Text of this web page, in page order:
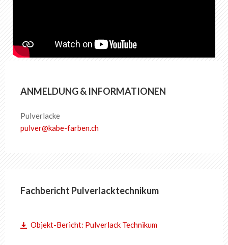
ANMELDUNG & INFORMATIONEN
Pulverlacke
pulver@kabe-farben.ch
Fachbericht Pulverlacktechnikum
Objekt-Bericht: Pulverlack Technikum